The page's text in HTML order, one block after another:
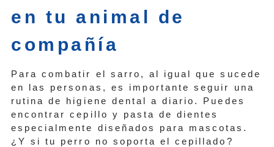
en tu animal de
compañía
Para combatir el sarro, al igual que sucede
en las personas, es importante seguir una
rutina de higiene dental a diario. Puedes
encontrar cepillo y pasta de dientes
especialmente diseñados para mascotas.
¿Y si tu perro no soporta el cepillado?